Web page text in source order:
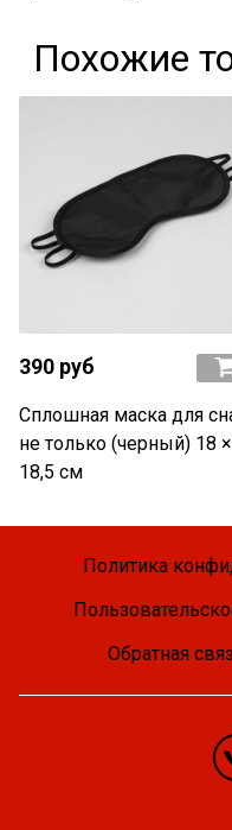
Похожие
390 руб
Сплошная маска для
не только (черный) 18 ×
18,5 см
Политика
Обратная